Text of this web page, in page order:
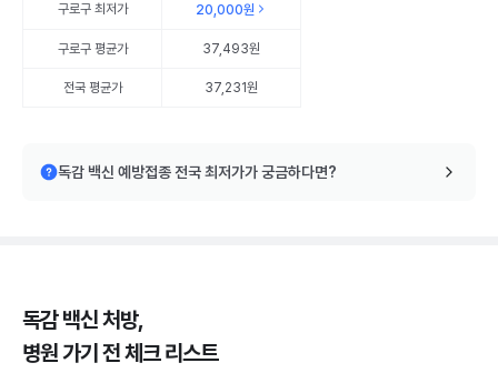
구로구최저가 20,000원
구로구평균가 37,493원
전국 평균가 37,231원
독감 백신 예방접종 전국 최저가가 궁금하다면?
독감 백신 처방,
병원 가기 전 체크 리스트